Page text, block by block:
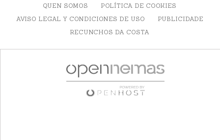
QUEN SOMOS
POLÍTICA DE COOKIES
AVISO LEGAL Y CONDICIONES DE USO
PUBLICIDADE
RECUNCHOS DA COSTA